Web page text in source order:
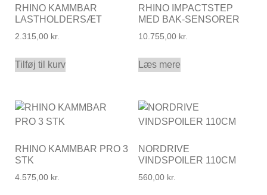
RHINO KAMMBAR
LASTHOLDERSÆT
2.315,00 kr.
Tilføj til kurv
RHINO IMPACTSTEP
MED BAK-SENSORER
10.755,00 kr.
Læs mere
RHINO KAMMBAR PRO 3
STK
4.575,00 kr.
NORDRIVE
VINDSPOILER 110CM
560,00 kr.